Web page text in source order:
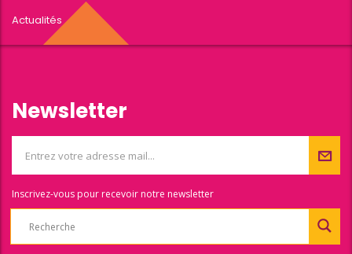
Actualités
Newsletter
Inscrivez-vous pour recevoir notre newsletter